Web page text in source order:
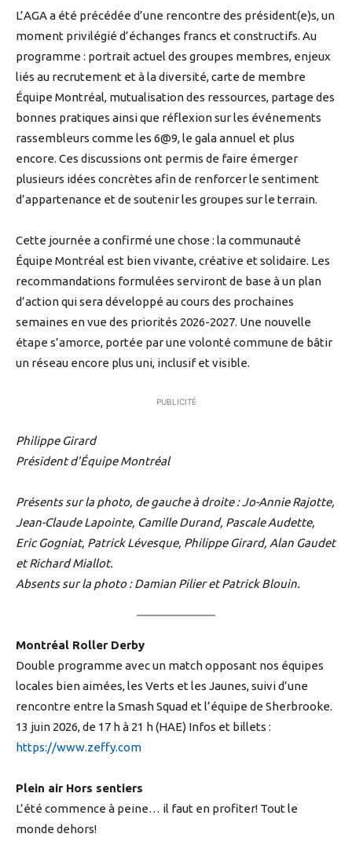
L’AGA a été précédée d’une rencontre des président(e)s, un
moment privilégié d’échanges francs et constructifs. Au
programme : portrait actuel des groupes membres, enjeux
liés au recrutement et à la diversité, carte de membre
Équipe Montréal, mutualisation des ressources, partage des
bonnes pratiques ainsi que réflexion sur les événements
rassembleurs comme les 6@9, le gala annuel et plus
encore. Ces discussions ont permis de faire émerger
plusieurs idées concrètes afin de renforcer le sentiment
d’appartenance et de soutenir les groupes sur le terrain.
Cette journée a confirmé une chose : la communauté
Équipe Montréal est bien vivante, créative et solidaire. Les
recommandations formulées serviront de base à un plan
d’action qui sera développé au cours des prochaines
semaines en vue des priorités 2026-2027. Une nouvelle
étape s’amorce, portée par une volonté commune de bâtir
un réseau encore plus uni, inclusif et visible.
PUBLICITÉ
Philippe Girard
Président d’Équipe Montréal
Présents sur la photo, de gauche à droite : Jo-Annie Rajotte,
Jean-Claude Lapointe, Camille Durand, Pascale Audette,
Eric Gogniat, Patrick Lévesque, Philippe Girard, Alan Gaudet
et Richard Miallot.
Absents sur la photo : Damian Pilier et Patrick Blouin.
Montréal Roller Derby
Double programme avec un match opposant nos équipes
locales bien aimées, les Verts et les Jaunes, suivi d’une
rencontre entre la Smash Squad et l’équipe de Sherbrooke.
13 juin 2026, de 17 h à 21 h (HAE) Infos et billets :
https://www.zeffy.com
Plein air Hors sentiers
L’été commence à peine… il faut en profiter! Tout le
monde dehors!